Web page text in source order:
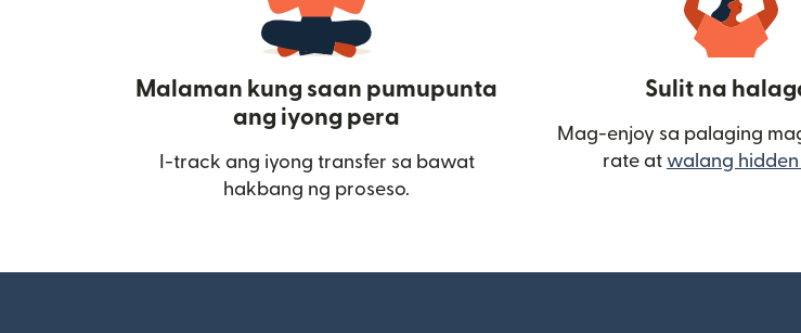
Malaman kung saan pumupunta
ang iyong pera
I-track ang iyong transfer sa bawat
hakbang ng proseso.
Sulit na
Mag-enjoy sa palaging
rate at walang hidden